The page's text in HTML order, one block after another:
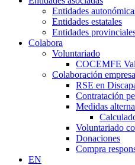
Entidades
Entidades estatales
Entidades
Colabora
Voluntariado
COCEMFE
Colaboración
RSE en
Contratación
Medidas
Voluntariado
Donaciones
Compra
EN